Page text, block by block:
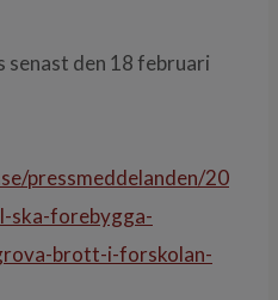
senast den 18 februari
pressmeddelanden/20
ska-forebygga-
brott-i-forskolan-